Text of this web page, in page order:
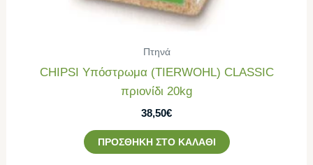
Πτηνά
CHIPSI Υπόστρωμα (TIERWOHL) CLASSIC
πριονίδι 20kg
38,50€
ΠΡΟΣΘΉΚΗ ΣΤΟ ΚΑΛΆΘΙ